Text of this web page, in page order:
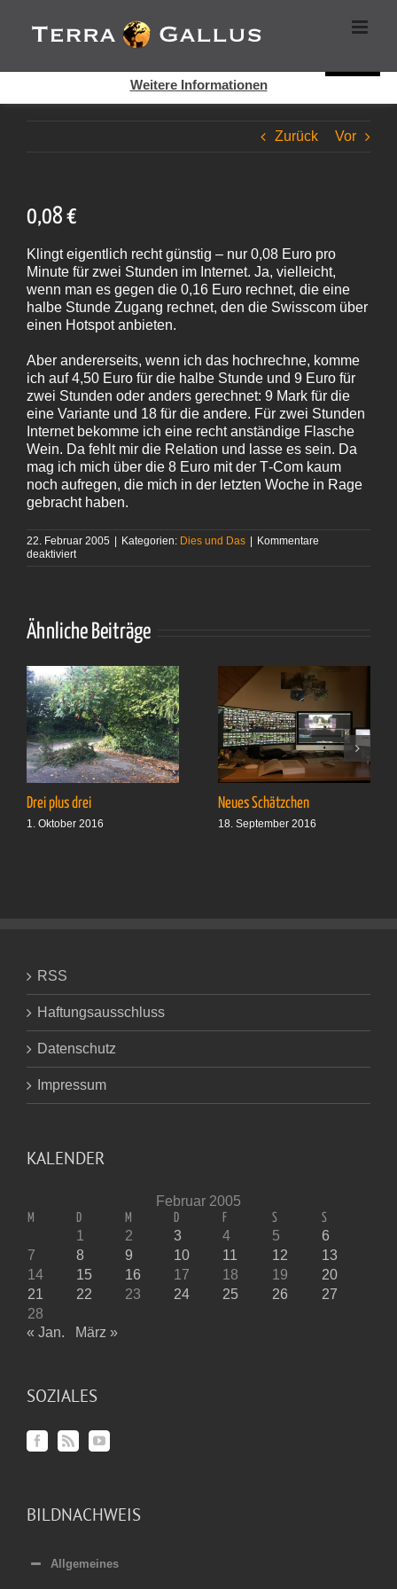
Inhalt
springen
Zurück Vor
0,08 €
Klingt eigentlich recht günstig – nur 0,08 Euro pro
Minute für zwei Stunden im Internet. Ja, vielleicht,
wenn man es gegen die 0,16 Euro rechnet, die eine
halbe Stunde Zugang rechnet, den die Swisscom über
einen Hotspot anbieten.
Aber andererseits, wenn ich das hochrechne, komme
ich auf 4,50 Euro für die halbe Stunde und 9 Euro für
zwei Stunden oder anders gerechnet: 9 Mark für die
eine Variante und 18 für die andere. Für zwei Stunden
Internet bekomme ich eine recht anständige Flasche
Wein. Da fehlt mir die Relation und lasse es sein. Da
mag ich mich über die 8 Euro mit der T‑Com kaum
noch aufregen, die mich in der letzten Woche in Rage
gebracht haben.
22. Februar 2005 | Kategorien: Dies und Das | Kommentare
deaktiviertfür
Ähnliche Beiträge
Drei plus drei
1. Oktober 2016
Neues Schätzchen
18. September 2016
RSS
Haftungsausschluss
Datenschutz
Impressum
KALENDER
Februar 2005
M D M D F S S
1 2 3 4 5
6
7
8 9 10 11 12
13
14
15 16 17 18 19
20
21
22 23 24 25 26
27
28
« Jan.
März »
SOZIALES
BILDNACHWEIS
Allgemeines
Cookies helfen auf auf dieser Seite bei der Bereitstellung der
Dienste. Durch die Nutzung dieser Webseite erklären Sie sich
Weitere Informationen